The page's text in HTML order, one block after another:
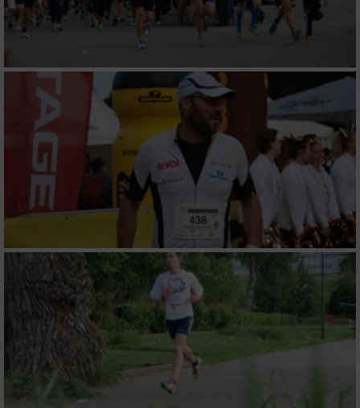
Verwendung von Profilen zur Auswahl
personalisierter Werbung
Erstellung von Profilen zur Personalisierung
von Inhalten
Verwendung von Profilen zur Auswahl
personalisierter Inhalte
Messung der Werbeleistung
Messung der Performance von Inhalten
Analyse von Zielgruppen durch Statistiken
oder Kombinationen von Daten aus
verschiedenen Quellen
Entwicklung und Verbesserung der Angebote
Verwendung reduzierter Daten zur Auswahl